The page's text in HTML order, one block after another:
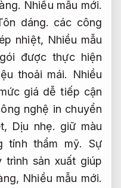
Nhiều mẫu mới.
dáng. các công
nhiệt, Nhiều mẫu
được thực hiện
thoải mái.
Nhiều
giá dễ tiếp cận
nghệ in chuyển
Dịu nhẹ. giữ màu
tính thẩm mỹ.
Sự
trình sản xuất giúp
Nhiều mẫu mới.